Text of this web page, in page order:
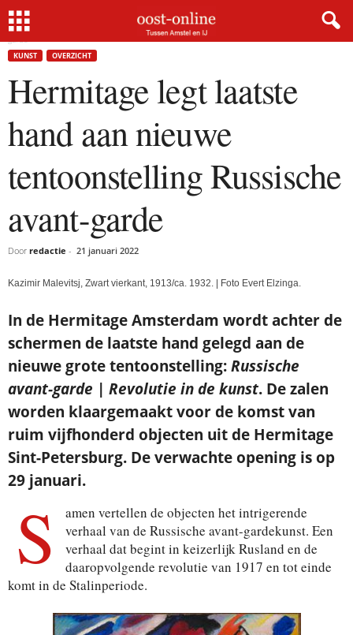
Home
Hermitage legt laatste hand aan nieuwe tentoonstelling Russische avant-
garde
KUNST OVERZICHT
Hermitage legt laatste
hand aan nieuwe
tentoonstelling Russische
avant-garde
Door redactie - 21 januari 2022
Kazimir Malevitsj, Zwart vierkant, 1913/ca. 1932. | Foto Evert Elzinga.
In de Hermitage Amsterdam wordt achter de
schermen de laatste hand gelegd aan de
nieuwe grote tentoonstelling:Russische
avant-garde | Revolutie in de kunst. De zalen
worden klaargemaakt voor de komst van
ruim vijfhonderd objecten uit de Hermitage
Sint-Petersburg. De verwachte opening is op
29 januari.
S
amen vertellen de objecten het intrigerende
verhaal van de Russische avant-gardekunst. Een
verhaal dat begint in keizerlijk Rusland en de
daaropvolgende revolutie van 1917 en tot einde
komt in de Stalinperiode.